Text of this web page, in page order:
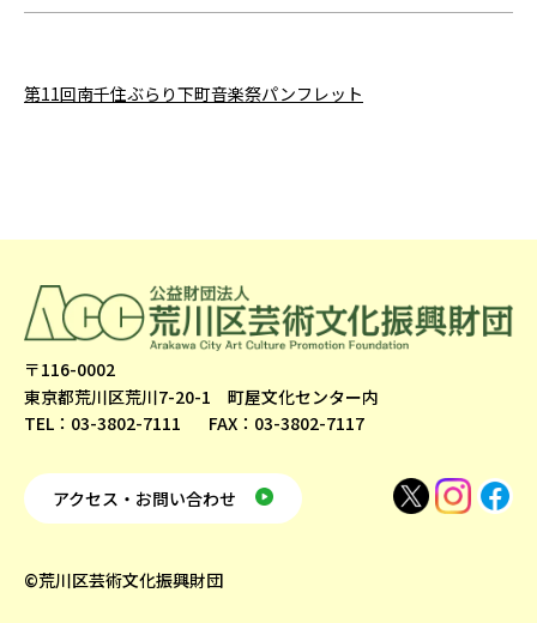
第11回南千住ぶらり下町音楽祭パンフレット
〒116-0002
東京都荒川区荒川7-20-1 町屋文化センター内
TEL：03-3802-7111
FAX：03-3802-7117
アクセス・お問い合わせ
©荒川区芸術文化振興財団